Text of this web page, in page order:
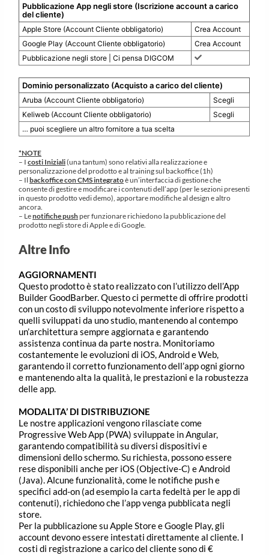
Pubblicazione App negli store (Iscrizione account a carico
del cliente)
Apple Store (Account Cliente obbligatorio)
Crea Account
Google Play (Account Cliente obbligatorio)
Crea Account
Pubblicazione negli store | Ci pensa DIGCOM
Dominio personalizzato (Acquisto a carico del cliente)
Aruba (Account Cliente obbligatorio)
Scegli
Keliweb (Account Cliente obbligatorio)
Scegli
… puoi scegliere un altro fornitore a tua scelta
*NOTE
– Icosti Iniziali(una tantum) sono relativi alla realizzazione e
personalizzazione del prodotto e al training sul backoffice (1h)
– Ilbackoffice con CMS integratoè un’interfaccia di gestione che
consente di gestire e modificare i contenuti dell’app (per le sezioni presenti
in questo prodotto vedi demo), apportare modifiche al design e altro
ancora.
– Lenotifiche pushper funzionare richiedono la pubblicazione del
prodotto negli store di Apple e di Google.
Altre Info
AGGIORNAMENTI
Questo prodotto è stato realizzato con l’utilizzo dell’App
Builder GoodBarber. Questo ci permette di offrire prodotti
con un costo di sviluppo notevolmente inferiore rispetto a
quelli sviluppati da uno studio, mantenendo al contempo
un’architettura sempre aggiornata e garantendo
assistenza continua da parte nostra. Monitoriamo
costantemente le evoluzioni di iOS, Android e Web,
garantendo il corretto funzionamento dell’app ogni giorno
e mantenendo alta la qualità, le prestazioni e la robustezza
delle app.
MODALITA’ DI DISTRIBUZIONE
Le nostre applicazioni vengono rilasciate come
Progressive Web App (PWA) sviluppate in Angular,
garantendo compatibilità su diversi dispositivi e
dimensioni dello schermo. Su richiesta, possono essere
rese disponibili anche per iOS (Objective-C) e Android
(Java). Alcune funzionalità, come le notifiche push e
specifici add-on (ad esempio la carta fedeltà per le app di
contenuti), richiedono che l’app venga pubblicata negli
store.
Per la pubblicazione su Apple Store e Google Play, gli
account devono essere intestati direttamente al cliente. I
costi di registrazione a carico del cliente sono di €